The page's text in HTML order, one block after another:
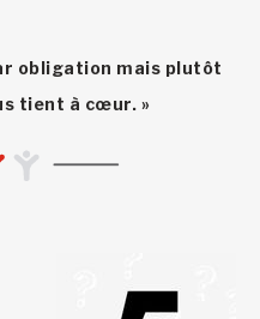
obligation mais plutôt
tient à cœur. »